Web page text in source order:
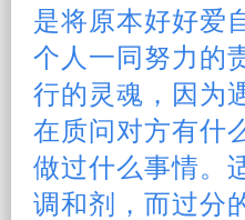
是将原本好好爱
个人一同努力的
行的灵魂，因为
在质问对方有什
做过什么事情。
调和剂，而过分